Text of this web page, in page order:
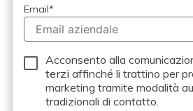
Email*
Acconsento alla
terzi affinché li trattino per
marketing tramite modalità
tradizionali di contatto.